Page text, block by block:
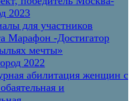
2023
для участников
Марафон -Достигатор
мечты»
2022
абилитация женщин с
и